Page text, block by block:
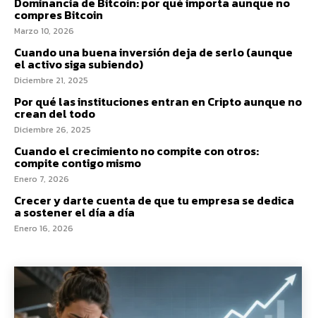
compres Bitcoin
Marzo 10, 2026
Cuando una buena inversión deja de serlo (aunque
el activo siga subiendo)
Diciembre 21, 2025
Por qué las instituciones entran en Cripto aunque no
crean del todo
Diciembre 26, 2025
Cuando el crecimiento no compite con otros:
compite contigo mismo
Enero 7, 2026
Crecer y darte cuenta de que tu empresa se dedica
a sostener el día a día
Enero 16, 2026